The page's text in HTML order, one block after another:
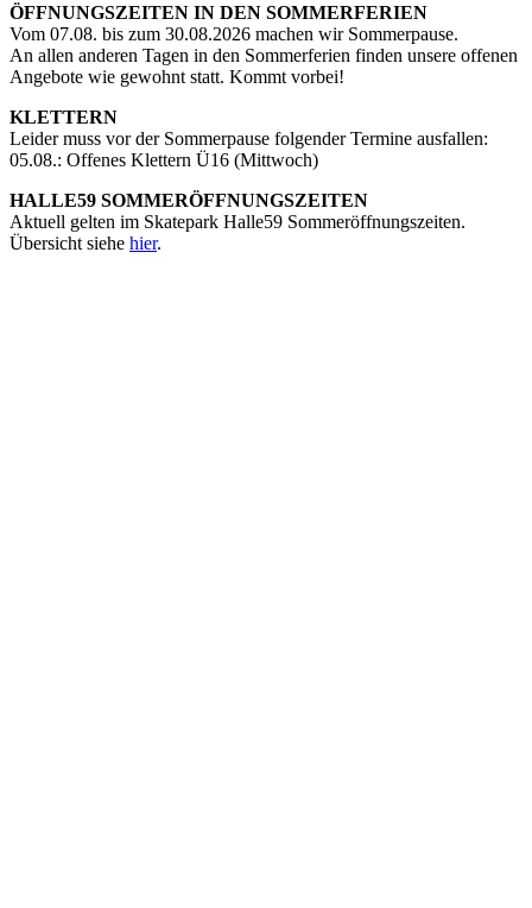
ÖFFNUNGSZEITEN IN DEN SOMMERFERIEN
Vom 07.08. bis zum 30.08.2026 machen wir Sommerpause.
An allen anderen Tagen in den Sommerferien finden unsere offenen
Angebote wie gewohnt statt. Kommt vorbei!
KLETTERN
Leider muss vor der Sommerpause folgender Termine ausfallen:
05.08.: Offenes Klettern Ü16 (Mittwoch)
HALLE59 SOMMERÖFFNUNGSZEITEN
Aktuell gelten im Skatepark Halle59 Sommeröffnungszeiten.
Übersicht siehe hier.